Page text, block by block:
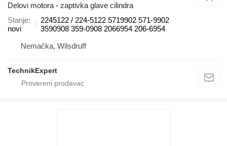
Delovi motora - zaptivka glave cilindra
Stanje
novi
2245122 / 224-5122 5719902 571-9902
3590908 359-0908 2066954 206-6954
Nemačka, Wilsdruff
TechnikExpert